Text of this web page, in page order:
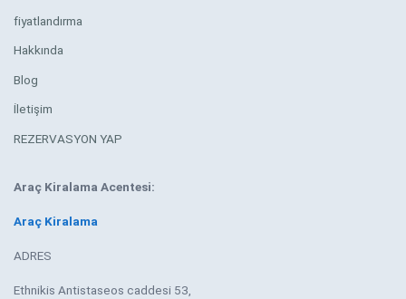
fiyatlandırma
Hakkında
Blog
İletişim
REZERVASYON YAP
Araç Kiralama Acentesi:
Araç Kiralama
ADRES
Ethnikis Antistaseos caddesi 53,